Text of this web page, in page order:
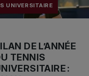
UNIVERSITAIRE
DE L’ANNÉE
TENNIS
: